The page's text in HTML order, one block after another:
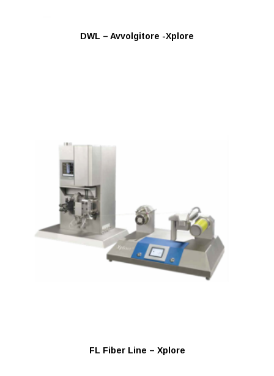
DWL – Avvolgitore -Xplore
FL Fiber Line – Xplore